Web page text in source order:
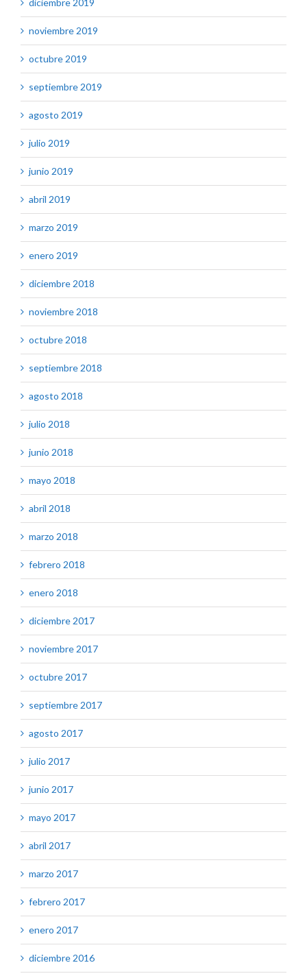
diciembre 2019
noviembre 2019
octubre 2019
septiembre 2019
agosto 2019
julio 2019
junio 2019
abril 2019
marzo 2019
enero 2019
diciembre 2018
noviembre 2018
octubre 2018
septiembre 2018
agosto 2018
julio 2018
junio 2018
mayo 2018
abril 2018
marzo 2018
febrero 2018
enero 2018
diciembre 2017
noviembre 2017
octubre 2017
septiembre 2017
agosto 2017
julio 2017
junio 2017
mayo 2017
abril 2017
marzo 2017
febrero 2017
enero 2017
diciembre 2016